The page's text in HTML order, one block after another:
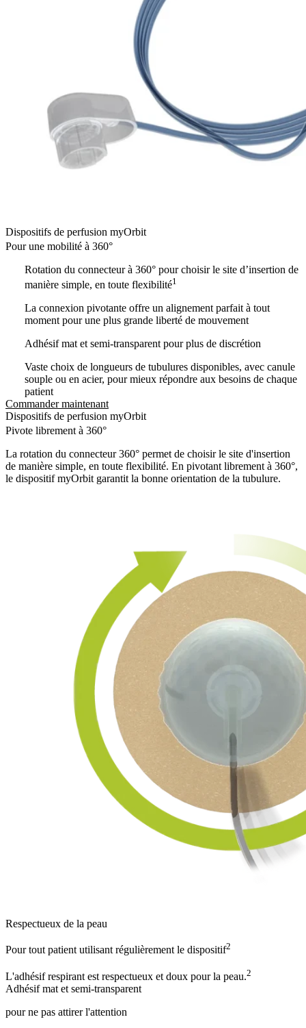
Dispositifs de perfusion myOrbit
Pour une mobilité à 360°
Rotation du connecteur à 360° pour choisir le site d’insertion de
manière simple, en toute flexibilité1
La connexion pivotante offre un alignement parfait à tout
moment pour une plus grande liberté de mouvement
Adhésif mat et semi-transparent pour plus de discrétion
Vaste choix de longueurs de tubulures disponibles, avec canule
souple ou en acier, pour mieux répondre aux besoins de chaque
patient
Commander maintenant
Dispositifs de perfusion myOrbit
Pivote librement à 360°
La rotation du connecteur 360° permet de choisir le site d'insertion
de manière simple, en toute flexibilité. En pivotant librement à 360°,
le dispositif myOrbit garantit la bonne orientation de la tubulure.
Respectueux de la peau
Pour tout patient utilisant régulièrement le dispositif2
L'adhésif respirant est respectueux et doux pour la peau.2
Adhésif mat et semi-transparent
pour ne pas attirer l'attention